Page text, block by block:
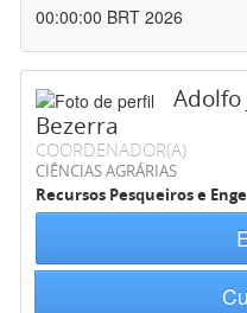
00:00:00 BRT 2026
Adolfo
Bezerra
COORDENADOR(A)
CIÊNCIAS AGRÁRIAS
Recursos Pesqueiros e